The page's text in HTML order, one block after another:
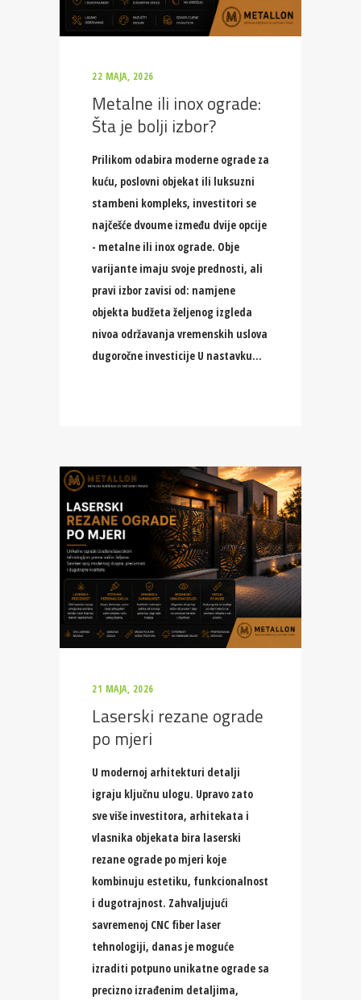
22 MAJA, 2026
Metalne ili inox ograde:
Šta je bolji izbor?
Prilikom odabira moderne ograde za
kuću, poslovni objekat ili luksuzni
stambeni kompleks, investitori se
najčešće dvoume između dvije opcije
- metalne ili inox ograde. Obje
varijante imaju svoje prednosti, ali
pravi izbor zavisi od: namjene
objekta budžeta željenog izgleda
nivoa održavanja vremenskih uslova
dugoročne investicije U nastavku
21 MAJA, 2026
Laserski rezane ograde
po mjeri
U modernoj arhitekturi detalji
igraju ključnu ulogu. Upravo zato
sve više investitora, arhitekata i
vlasnika objekata bira laserski
rezane ograde po mjeri koje
kombinuju estetiku, funkcionalnost
i dugotrajnost. Zahvaljujući
savremenoj CNC fiber laser
tehnologiji, danas je moguće
izraditi potpuno unikatne ograde sa
precizno izrađenim detaljima,